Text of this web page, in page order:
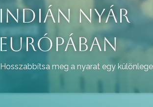
VADNYUGAT ÉS
Az észak-amerikai kontinens végtelen
nyugati part egyaránt különleges világot
változatos tájak együtt formálják az